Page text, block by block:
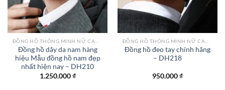
ĐỒNG HỒ THÔNG MINH NỮ CAO CẤP NHẤT
Đồng hồ dây da nam hàng
hiệu Mẫu đồng hồ nam đẹp
nhất hiện nay – DH210
1.250.000₫
ĐỒNG HỒ THÔNG MINH NỮ CAO CẤP NHẤT
Đồng hồ đeo tay chính hãng
– DH218
950.000₫